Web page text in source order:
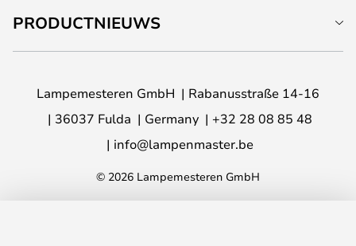
PRODUCTNIEUWS
Lampemesteren GmbH
Rabanusstraße 14-16
36037 Fulda
Germany
+32 28 08 85 48
info@lampenmaster.be
© 2026 Lampemesteren GmbH